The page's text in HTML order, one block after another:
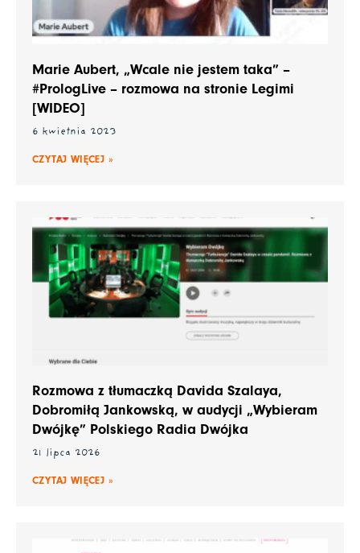
Marie Aubert, „Wcale nie jestem taka” –
#PrologLive – rozmowa na stronie Legimi
[WIDEO]
6 kwietnia 2023
CZYTAJ WIĘCEJ »
Rozmowa z tłumaczką Davida Szalaya,
Dobromiłą Jankowską, w audycji „Wybieram
Dwójkę” Polskiego Radia Dwójka
21 lipca 2026
CZYTAJ WIĘCEJ »